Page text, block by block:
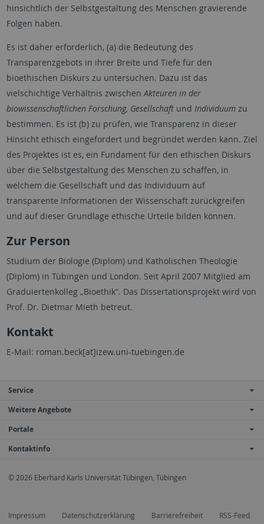
hinsichtlich der Selbstgestaltung des Menschen gravierende
Folgen haben.
Es ist daher erforderlich, (a) die Bedeutung des
Transparenzgebots in ihrer Breite und Tiefe für den
bioethischen Diskurs zu untersuchen. Dazu ist das
vielschichtige Verhältnis zwischen Akteuren in der
biowissenschaftlichen Forschung, Gesellschaftund Individuumzu
bestimmen. Es ist (b) zu prüfen, wie Transparenz in dieser
Hinsicht ethisch eingefordert und begründet werden kann. Ziel
des Projektes ist es, ein Fundament für den ethischen Diskurs
über die Selbstgestaltung des Menschen zu schaffen, in
welchem die Gesellschaft und das Individuum auf
transparente Informationen der Wissenschaft zurückgreifen
und auf dieser Grundlage ethische Urteile bilden können.
Zur Person
Studium der Biologie (Diplom) und Katholischen Theologie
(Diplom) in Tübingen und London. Seit April 2007 Mitglied am
Graduiertenkolleg „Bioethik“. Das Dissertationsprojekt wird von
Prof. Dr. Dietmar Mieth betreut.
Kontakt
E-Mail: roman.beck[at]izew.uni-tuebingen.de
Service
Weitere Angebote
Portale
Kontaktinfo
© 2026 Eberhard Karls Universität Tübingen, Tübingen
Impressum Datenschutzerklärung Barrierefreiheit RSS-Feed